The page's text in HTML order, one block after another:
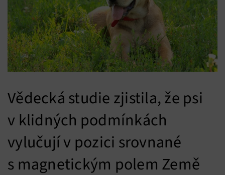
Vědecká studie zjistila, že psi
v klidných podmínkách
vylučují v pozici srovnané
s magnetickým polem Země